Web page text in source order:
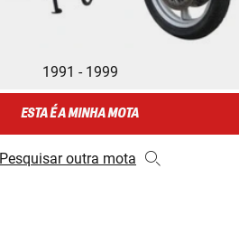
1991 - 1999
ESTA É A MINHA MOTA
Pesquisar outra mota